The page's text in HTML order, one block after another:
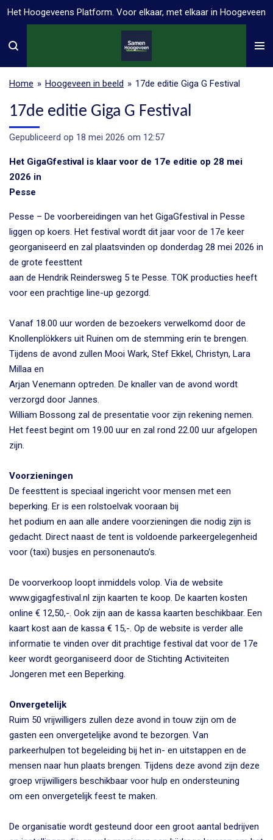
Ga
naar
Het Hoogeveens Platform. Voor elkaar, met elkaar in Hoogeveen
Home » Hoogeveen in beeld » 17de editie Giga G Festival
17de editie Giga G Festival
Gepubliceerd op 18 mei 2026 om 12:57
Het GigaGfestival is klaar voor de 17e editie op 28 mei
2026 in
Pesse
Pesse – De voorbereidingen van het GigaGfestival in Pesse
liggen op koers. Het festival wordt dit jaar voor de 17e keer
georganiseerd en zal plaatsvinden op donderdag 28 mei 2026 in
de grote feesttent
aan de Hendrik Reindersweg 5 te Pesse. TOK producties heeft
voor een prachtige line-up gezorgd.
Vanaf 18.00 uur worden de bezoekers verwelkomd door de
Knollenplökkers uit Ruinen om de stemming erin te brengen.
Tijdens de avond zullen Mooi Wark, Stef Ekkel, Christyn, Lara
Millaa en
Arjan Venemann optreden. De knaller van de avond wordt
verzorgd door Jannes.
William Bossong zal de presentatie voor zijn rekening nemen.
Het feest begint om 19.00 uur en zal rond 22.00 uur afgelopen
zijn.
Voorzieningen
De feesttent is speciaal ingericht voor mensen met een
beperking. Er is een rolstoelvak vooraan bij
het podium en aan alle andere voorzieningen die nodig zijn is
gedacht. Direct naast de tent is voldoende parkeergelegenheid
voor (taxi) busjes en personenauto’s.
De voorverkoop loopt inmiddels volop. Via de website
www.gigagfestival.nl zijn kaarten te koop. De kaarten kosten
online € 12,50,-. Ook zijn aan de kassa kaarten beschikbaar. Een
kaart kost aan de kassa € 15,-. Op de website is verder alle
informatie te vinden over dit prachtige festival dat voor de 17e
keer wordt georganiseerd door de Stichting Activiteiten
Jongeren met een Beperking.
Onvergetelijk
Ruim 50 vrijwilligers zullen deze avond in touw zijn om de
gasten een onvergetelijke avond te bezorgen. Van
parkeerhulpen tot begeleiding bij het in- en uitstappen en de
mensen naar hun plaats brengen. Tijdens deze avond zijn deze
groep vrijwilligers beschikbaar voor hulp en ondersteuning
om een onvergetelijk feest te maken.
De organisatie wordt gesteund door een groot aantal bedrijven